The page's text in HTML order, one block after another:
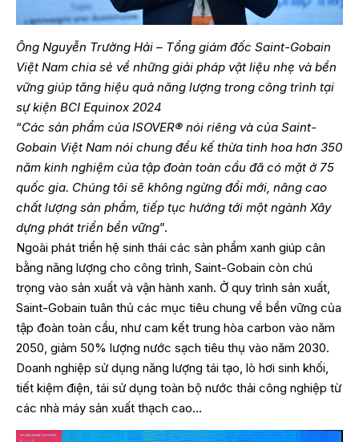
Ông Nguyễn Trường Hải – Tổng giám đốc Saint-Gobain
Việt Nam chia sẻ về những giải pháp vật liệu nhẹ và bền
vững giúp tăng hiệu quả năng lượng trong công trình tại
sự kiện BCI Equinox 2024
“Các sản phẩm của ISOVER® nói riêng và của Saint-
Gobain Việt Nam nói chung đều kế thừa tinh hoa hơn 350
năm kinh nghiệm của tập đoàn toàn cầu đã có mặt ở 75
quốc gia. Chúng tôi sẽ không ngừng đổi mới, nâng cao
chất lượng sản phẩm, tiếp tục hướng tới một ngành Xây
dựng phát triển bền vững”.
Ngoài phát triển hệ sinh thái các sản phẩm xanh giúp cân
bằng năng lượng cho công trình, Saint-Gobain còn chú
trọng vào sản xuất và vận hành xanh. Ở quy trình sản xuất,
Saint-Gobain tuân thủ các mục tiêu chung về bền vững của
tập đoàn toàn cầu, như cam kết trung hòa carbon vào năm
2050, giảm 50% lượng nước sạch tiêu thụ vào năm 2030.
Doanh nghiệp sử dụng năng lượng tái tạo, lò hơi sinh khối,
tiết kiệm điện, tái sử dụng toàn bộ nước thải công nghiệp từ
các nhà máy sản xuất thạch cao…